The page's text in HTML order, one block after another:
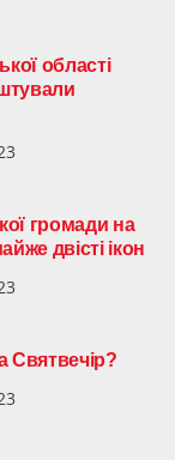
області
громади на
двісті ікон
Святвечір?